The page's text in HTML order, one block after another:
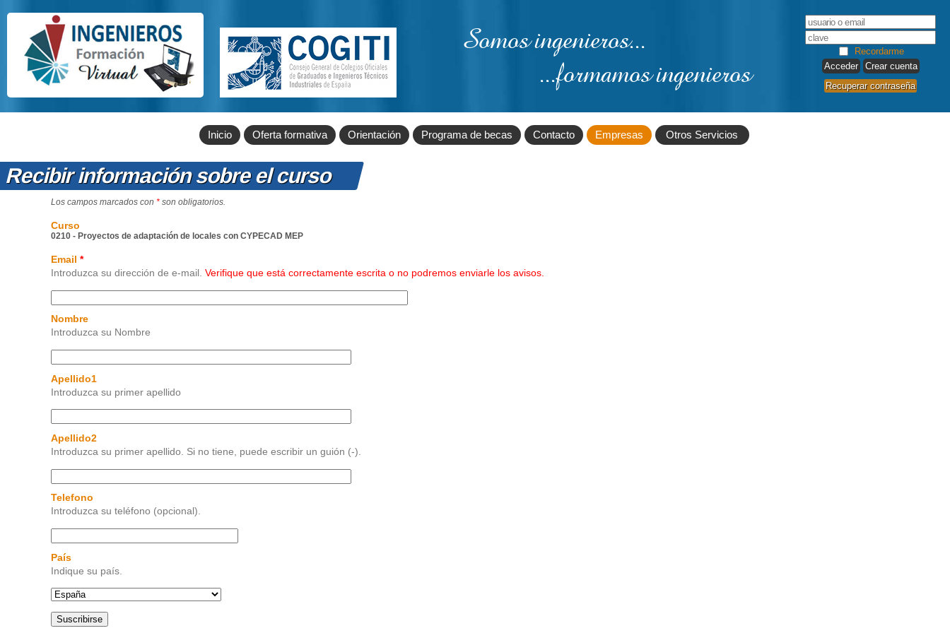
Somos ingenieros...
...formamos ingenieros
Recordarme
Crear cuenta
Recuperar contraseña
Inicio Oferta formativa Orientación Programa de becas Contacto Empresas Otros Servicios
Recibir información sobre el curso
Los campos marcados con * son obligatorios.
Curso
0210 - Proyectos de adaptación de locales con CYPECAD MEP
Email *
Introduzca su dirección de e-mail. Verifique que está correctamente escrita o no podremos enviarle los avisos.
Nombre
Introduzca su Nombre
Apellido1
Introduzca su primer apellido
Apellido2
Introduzca su primer apellido. Si no tiene, puede escribir un guión (-).
Telefono
Introduzca su teléfono (opcional).
País
Indique su país.